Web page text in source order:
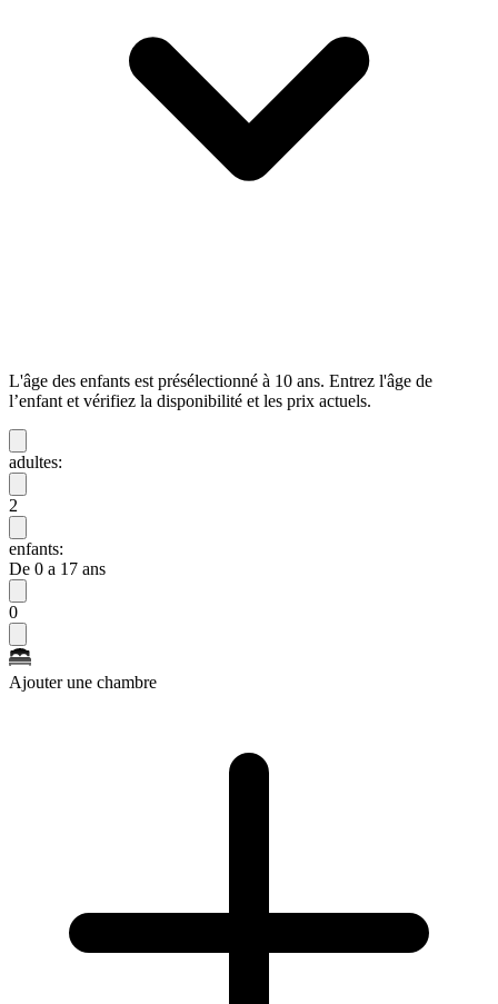
L'âge des enfants est présélectionné à 10 ans. Entrez l'âge de
l’enfant et vérifiez la disponibilité et les prix actuels.
adultes:
2
enfants:
De 0 a 17 ans
0
Ajouter une chambre